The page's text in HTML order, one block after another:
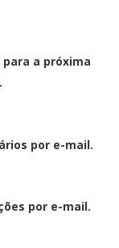
a próxima
por e-mail.
por e-mail.